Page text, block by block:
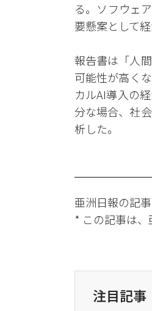
る。ソフウェ
要懸案として
報告書は「人
可能性が高く
カルAI導入の
分な場合、社
析した。
亜洲日報の記
* この記事は、
注目記事